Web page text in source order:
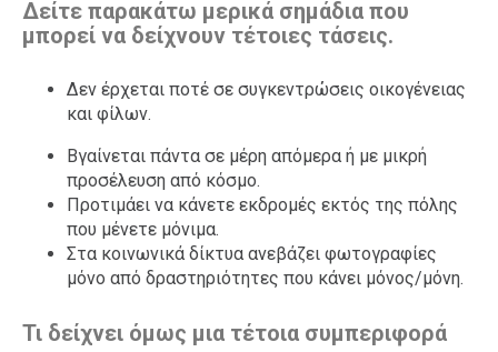
Δείτε παρακάτω μερικά σημάδια που
μπορεί να δείχνουν τέτοιες τάσεις.
Δεν έρχεται ποτέ σε συγκεντρώσεις οικογένειας
και φίλων.
Βγαίνεται πάντα σε μέρη απόμερα ή με μικρή
προσέλευση από κόσμο.
Προτιμάει να κάνετε εκδρομές εκτός της πόλης
που μένετε μόνιμα.
Στα κοινωνικά δίκτυα ανεβάζει φωτογραφίες
μόνο από δραστηριότητες που κάνει μόνος/μόνη.
Τι δείχνει όμως μια τέτοια συμπεριφορά